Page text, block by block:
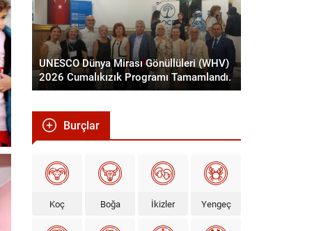
UNESCO Dünya Mirası Gönüllüleri (WHV)
2026 Cumalıkızık Programı Tamamlandı.
Burçlar
Koç Boğa İkizler Yengeç